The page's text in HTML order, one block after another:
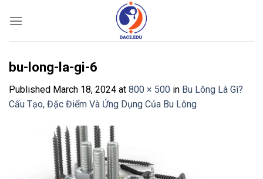
bu-long-la-gi-6
Published March 18, 2024 at 800 × 500 in Bu Lông Là Gì?
Cấu Tạo, Đặc Điểm Và Ứng Dụng Của Bu Lông